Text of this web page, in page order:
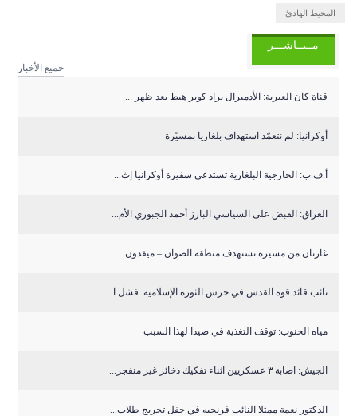
المحيط الهادئ
مــبــاشـــر
جميع الأخبار
قناة كان العبرية: الأدميرال براد كوبر هبط بعد ظهر ...
أوكرانيا: لم نتعمّد استهداف بلغاريا بمسيّرة
أ.ف.ب: الخارجية البلغارية تستدعي سفيرة أوكرانيا إث...
العراق: القبض على السياسي البارز أحمد الجبوري الأم...
غارتان من مسيرة تستهدف منطقة الصوان – ميفدون
نائب قائد قوة القدس في حرس الثورة الإسلامية: فشل ا...
مياه الجنوب: توقف التغذية في صيدا لهذا السبب
الجيش: اصابة ٣ عسكريين اثناء تفكيك ذخائر غير منفجر...
الدكتور نعمة ممثلا النائب فرنجيه في حفل تخريج طلاب...